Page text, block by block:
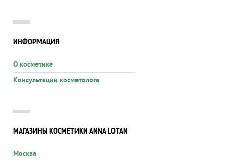
ИНФОРМАЦИЯ
О косметике
Консультации косметолога
МАГАЗИНЫ КОСМЕТИКИ ANNA LOTAN
Москва